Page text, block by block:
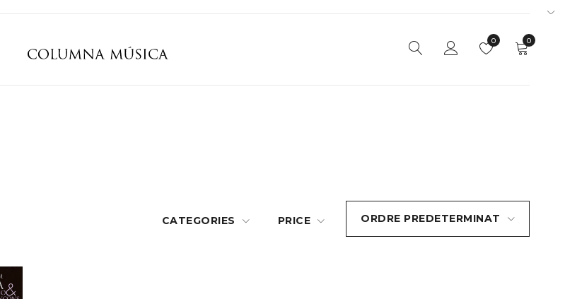
0
0
ORDRE PREDETERMINAT
CATEGORIES PRICE